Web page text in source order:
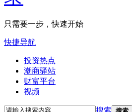
只需要一步，快速开始
快捷导航
投资热点
潮商驿站
财富平台
视频
搜索